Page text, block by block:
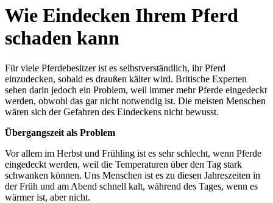
Wie Eindecken Ihrem Pferd
schaden kann
Für viele Pferdebesitzer ist es selbstverständlich, ihr Pferd
einzudecken, sobald es draußen kälter wird. Britische Experten
sehen darin jedoch ein Problem, weil immer mehr Pferde eingedeckt
werden, obwohl das gar nicht notwendig ist. Die meisten Menschen
wären sich der Gefahren des Eindeckens nicht bewusst.
Übergangszeit als Problem
Vor allem im Herbst und Frühling ist es sehr schlecht, wenn Pferde
eingedeckt werden, weil die Temperaturen über den Tag stark
schwanken können. Uns Menschen ist es zu diesen Jahreszeiten in
der Früh und am Abend schnell kalt, während des Tages, wenn es
wärmer ist, aber nicht.